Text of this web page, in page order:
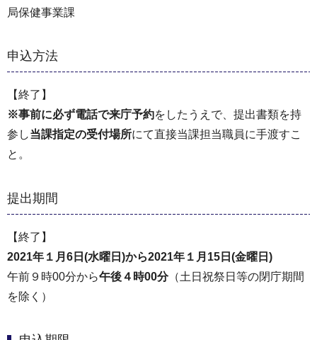
局保健事業課
申込方法
【終了】
※事前に必ず電話で来庁予約をしたうえで、提出書類を持
参し当課指定の受付場所にて直接当課担当職員に手渡すこ
と。
提出期間
【終了】
2021年１月6日(水曜日)から2021年１月15日(金曜日)
午前９時00分から午後４時00分（土日祝祭日等の閉庁期間
を除く）